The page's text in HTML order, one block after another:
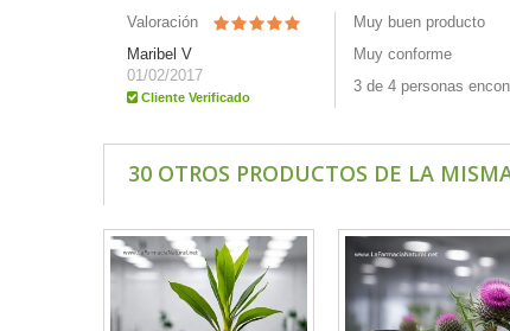
Valoración
Maribel V
01/02/2017
Cliente Verificado
Muy buen producto
Muy conforme
3 de 4 personas
30 OTROS PRODUCTOS DE LA